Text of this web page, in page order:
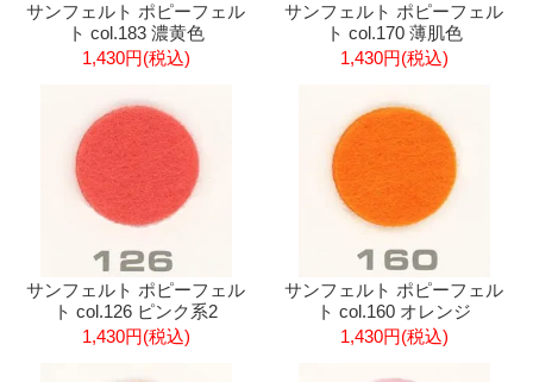
サンフェルト ポピーフェル
ト col.183 濃黄色
1,430円(税込)
サンフェルト ポピーフェル
ト col.170 薄肌色
1,430円(税込)
サンフェルト ポピーフェル
ト col.126 ピンク系2
1,430円(税込)
サンフェルト ポピーフェル
ト col.160 オレンジ
1,430円(税込)